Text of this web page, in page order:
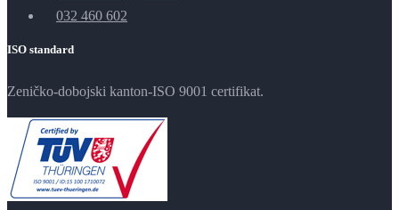
032 460 602
ISO standard
Zeničko-dobojski kanton-ISO 9001 certifikat.